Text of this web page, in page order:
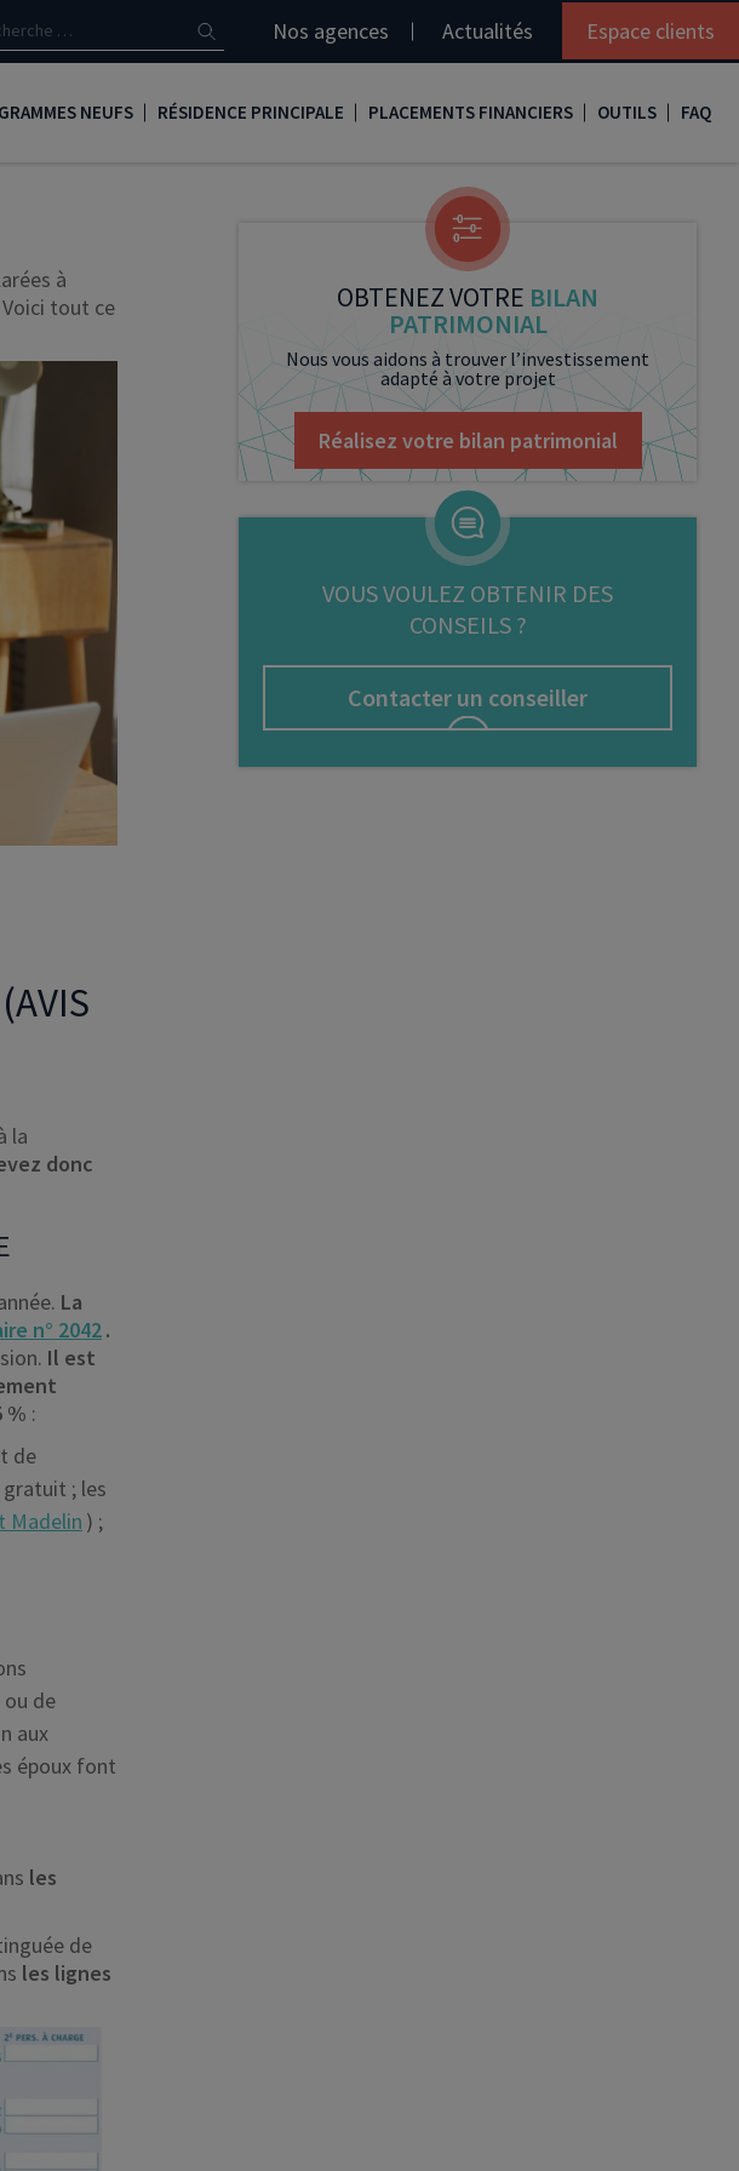
Nos agences Actualités Espace clients
NEUFS
neufs à Bordeaux
neufs à Lyon
RÉSIDENCE PRINCIPALE
Renégocier son crédit immobilier
PLACEMENTS FINANCIERS
PEA
Loi Madelin
SCPI
OUTILS
Simulation loi Denormandie
Comment réaliser son bilan patrimonial ?
Le guide de la loi Denormandie 2026
Simulation prêt immobilier
Nos vidéos
Nos Podcasts
FAQ
à
tout ce
la
donc
La
n° 2042.
Il est
% :
de
; les
Madelin ) ;
de
aux
époux font
les
de
les lignes
OBTENEZ VOTRE BILAN
PATRIMONIAL
Nous vous aidons à trouver l’investissement
adapté à votre projet
Réalisez votre bilan patrimonial
VOUS VOULEZ OBTENIR DES
CONSEILS ?
Contacter un conseiller